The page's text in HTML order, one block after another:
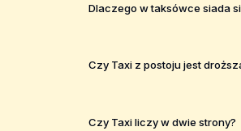
Dlaczego w taksówce siada
Czy Taxi z postoju jest
Czy Taxi liczy w dwie strony?